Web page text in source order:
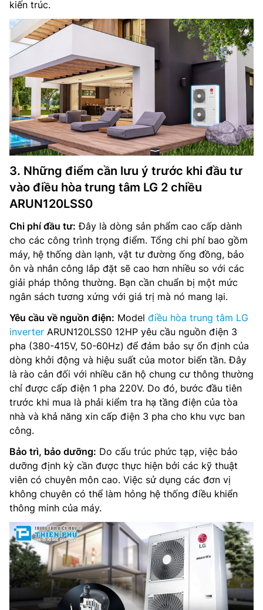
kiến trúc.
3. Những điểm cần lưu ý trước khi đầu tư
vào điều hòa trung tâm LG 2 chiều
ARUN120LSS0
Chi phí đầu tư: Đây là dòng sản phẩm cao cấp dành
cho các công trình trọng điểm. Tổng chi phí bao gồm
máy, hệ thống dàn lạnh, vật tư đường ống đồng, bảo
ôn và nhân công lắp đặt sẽ cao hơn nhiều so với các
giải pháp thông thường. Bạn cần chuẩn bị một mức
ngân sách tương xứng với giá trị mà nó mang lại.
Yêu cầu về nguồn điện: Model điều hòa trung tâm LG
inverter ARUN120LSS0 12HP yêu cầu nguồn điện 3
pha (380-415V, 50-60Hz) để đảm bảo sự ổn định của
dòng khởi động và hiệu suất của motor biến tần. Đây
là rào cản đối với nhiều căn hộ chung cư thông thường
chỉ được cấp điện 1 pha 220V. Do đó, bước đầu tiên
trước khi mua là phải kiểm tra hạ tầng điện của tòa
nhà và khả năng xin cấp điện 3 pha cho khu vực ban
công.
Bảo trì, bảo dưỡng: Do cấu trúc phức tạp, việc bảo
dưỡng định kỳ cần được thực hiện bởi các kỹ thuật
viên có chuyên môn cao. Việc sử dụng các đơn vị
không chuyên có thể làm hỏng hệ thống điều khiển
thông minh của máy.